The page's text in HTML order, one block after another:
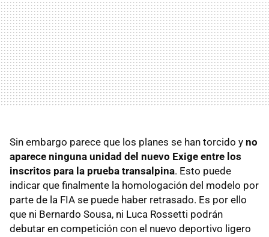
Sin embargo parece que los planes se han torcido y no
aparece ninguna unidad del nuevo Exige entre los
inscritos para la prueba transalpina. Esto puede
indicar que finalmente la homologación del modelo por
parte de la FIA se puede haber retrasado. Es por ello
que ni Bernardo Sousa, ni Luca Rossetti podrán
debutar en competición con el nuevo deportivo ligero